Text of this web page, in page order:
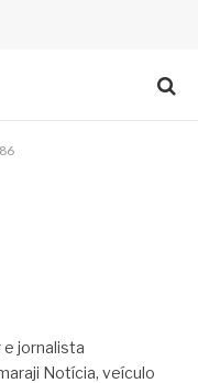
e jornalista
Notícia, veículo